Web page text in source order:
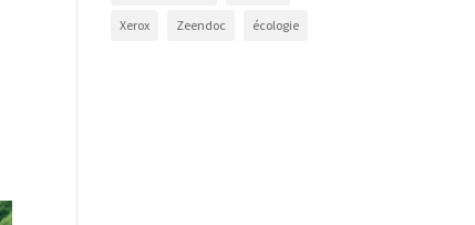
Xerox Zeendoc écologie